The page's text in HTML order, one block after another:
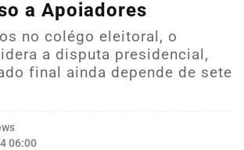
a Apoiadores
no colégo eleitoral, o
a disputa presidencial,
final ainda depende de sete
06:00